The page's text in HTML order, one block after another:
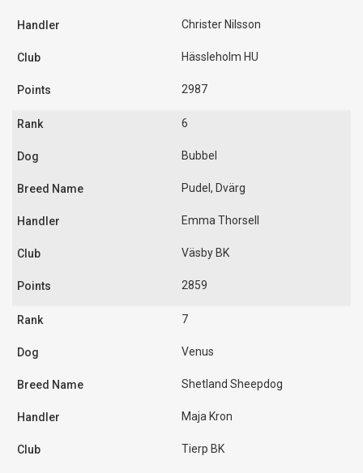
Christer Nilsson
Hässleholm HU
2987
6
Bubbel
Pudel, Dvärg
Emma Thorsell
Väsby BK
2859
7
Venus
Shetland Sheepdog
Maja Kron
Tierp BK